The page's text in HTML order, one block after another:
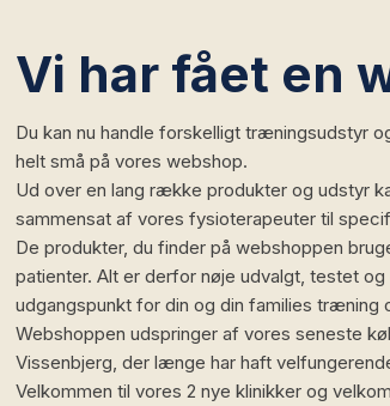
Vi har fået en
​Du kan nu handle forskelligt træningsudstyr
helt små på vores webshop.
Ud over en lang række produkter og udstyr
sammensat af vores fysioterapeuter til
De produkter, du finder på webshoppen
patienter. Alt er derfor nøje udvalgt, testet
udgangspunkt for din og din families træning
Webshoppen udspringer af vores seneste
Vissenbjerg, der længe har haft
Velkommen til vores 2 nye klinikker og